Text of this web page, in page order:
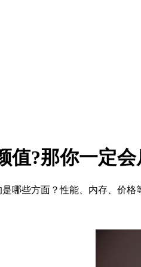
值?那你一定
些方面？性能、内存、价格